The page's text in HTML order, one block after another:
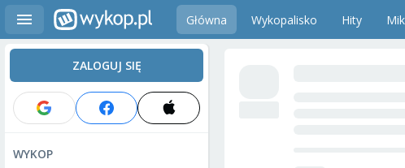
Główna Wykopalisko Hity
ZALOGUJ SIĘ
WYKOP